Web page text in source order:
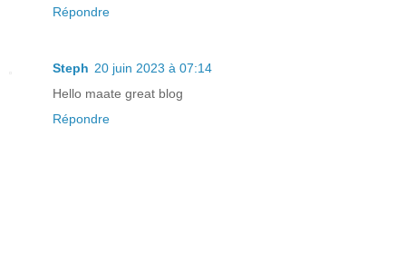
Répondre
Steph 20 juin 2023 à 07:14
Hello maate great blog
Répondre